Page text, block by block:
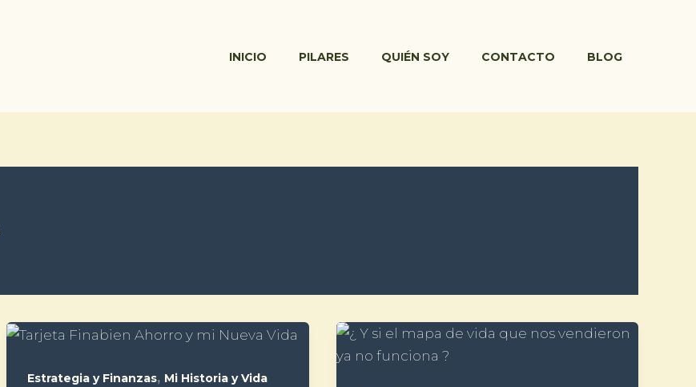
INICIO PILARES QUIÉN SOY CONTACTO BLOG
Estrategia y Finanzas, Mi Historia y Vida